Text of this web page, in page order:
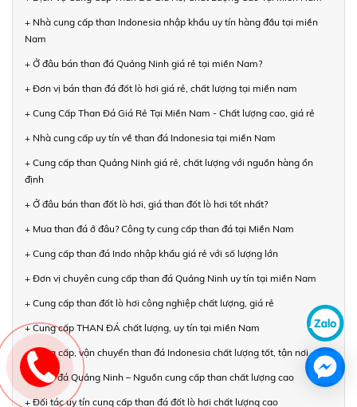
+ Nhà cung cấp than Indonesia nhập khẩu uy tín hàng đầu tại miền
Nam
+ Ở đâu bán than đá Quảng Ninh giá rẻ tại miền Nam?
+ Đơn vị bán than đá đốt lò hơi giá rẻ, chất lượng tại miền nam
+ Cung Cấp Than Đá Giá Rẻ Tại Miền Nam - Chất lượng cao, giá rẻ
+ Nhà cung cấp uy tín về than đá Indonesia tại miền Nam
+ Cung cấp than Quảng Ninh giá rẻ, chất lượng với nguồn hàng ổn
định
+ Ở đâu bán than đốt lò hơi, giá than đốt lò hơi tốt nhất?
+ Mua than đá ở đâu? Công ty cung cấp than đá tại Miền Nam
+ Cung cấp than đá Indo nhập khẩu giá rẻ với số lượng lớn
+ Đơn vị chuyên cung cấp than đá Quảng Ninh uy tín tại miền Nam
+ Cung cấp than đốt lò hơi công nghiệp chất lượng, giá rẻ
+ Cung cấp THAN ĐÁ chất lượng, uy tín tại miền Nam
+ Cung cấp, vận chuyển than đá Indonesia chất lượng tốt, tận nơi
+ Than đá Quảng Ninh – Nguồn cung cấp than chất lượng cao
+ Đối tác uy tín cung cấp than đá đốt lò hơi chất lượng cao